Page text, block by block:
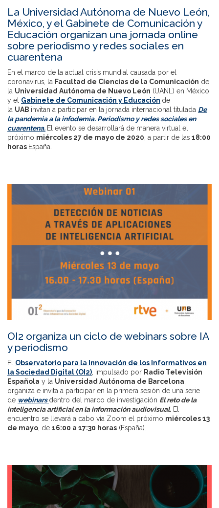
La Universidad Autónoma de Nuevo León,
México, y el Gabinete de Comunicación y
Educación organizan una jornada online
sobre periodismo y redes sociales en
cuarentena
En el marco de la actual crisis mundial causada por el
coronavirus, la Facultad de Ciencias de la Comunicación de
la Universidad Autónoma de Nuevo León (UANL) en México
y el Gabinete de Comunicación y Educación de
la UAB invitan a participar en la jornada internacional titulada De
la pandemia a la infodemia. Periodismo y redes sociales en
cuarentena. El evento se desarrollará de manera virtual el
próximo miércoles 27 de mayo de 2020 , a partir de las 18:00
horas España.
OI2 organiza un ciclo de webinars sobre IA
y periodismo
El Observatorio para la Innovación de los Informativos en
la Sociedad Digital (OI2) , impulsado por Radio Televisión
Española y la Universidad Autónoma de Barcelona
organiza e invita a participar en la primera sesión de una serie
de webinars dentro del marco de investigación El reto de la
inteligencia artificial en la información audiovisual. El
encuentro se llevará a cabo vía Zoom el próximo miércoles 13
de mayo , de 16:00 a 17:30 horas (España).